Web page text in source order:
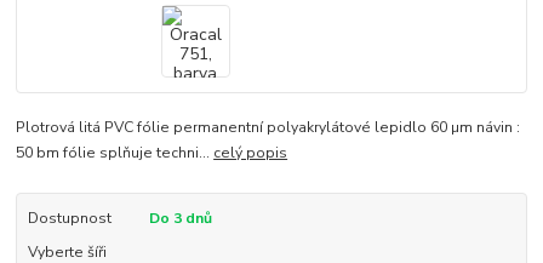
Plotrová litá PVC fólie permanentní polyakrylátové lepidlo 60 µm návin :
50 bm fólie splňuje techni... celý popis
Dostupnost
Do 3 dnů
Vyberte šíři